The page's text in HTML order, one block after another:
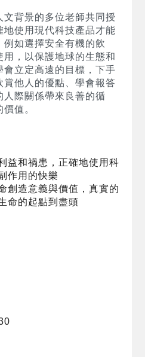
背景的多位老師共同授
地使用現代科技產品才能
如選擇安全有機的飲
，以保護地球的生態和
會立定高遠的目標，下手
賞他人的優點、學會報答
人際關係帶來良善的循
值。
益和禍患，正確地使用科
作用的快樂
創造意義與價值，真實的
命的起點到盡頭